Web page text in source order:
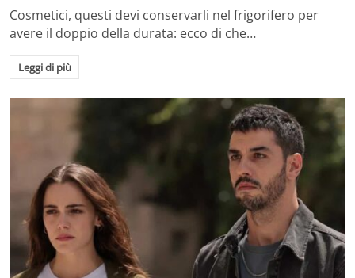
Cosmetici, questi devi conservarli nel frigorifero per
avere il doppio della durata: ecco di che…
Leggi di più